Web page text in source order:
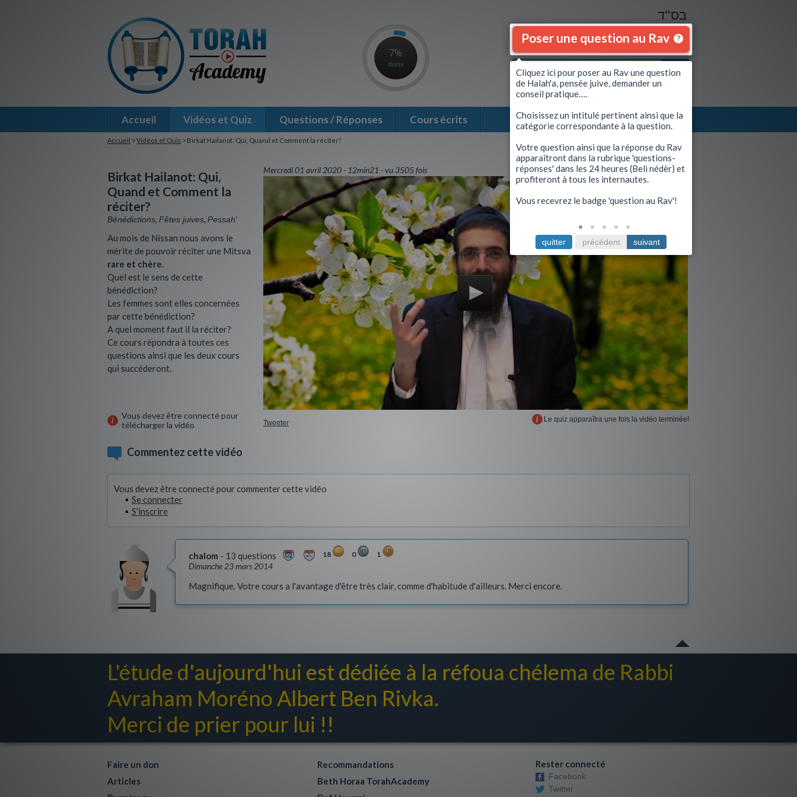
7%
dons
Se connecter|S'inscrire
בס"ד
Poser une question au Rav
Accueil Vidéos et Quiz Questions / Réponses Cours écrits
Accueil >Vidéos et Quiz > Birkat Hailanot: Qui, Quand et Comment la réciter?
Birkat Hailanot: Qui,
Quand et Comment la
réciter?
Bénédictions, Fêtes juives, Pessah'
Au mois de Nissan nous avons le
mérite de pouvoir réciter une Mitsva
rare et chère.
Quel est le sens de cette
bénédiction?
Les femmes sont elles concernées
par cette bénédiction?
A quel moment faut il la réciter?
Ce cours répondra à toutes ces
questions ainsi que les deux cours
qui succéderont.
Vous devez être connecté pour
télécharger la vidéo
Voir le guide
Mercredi 01 avril 2020 12min21 vu 3505 fois
Tweeter Le quiz apparaîtra une fois la vidéo terminée!
Commentez cette vidéo
Vous devez être connecté pour commenter cette vidéo
Se connecter
S'inscrire
chalom 13 questions 18 0 1
Dimanche 23 mars 2014
Magnifique. Votre cours a l'avantage d'être très clair, comme d'habitude d'ailleurs. Merci encore.
L'étude d'aujourd'hui est dédiée à la réfoua chélema de Rabbi
Avraham Moréno Albert Ben Rivka.
Merci de prier pour lui !!
Faire un don
Articles
Recommandations
Beth Horaa TorahAcademy
Rester connecté
Facebook
Twitter
Cliquez ici pour poser au Rav une question
de Halah'a, pensée juive, demander un
conseil pratique….
Choisissez un intitulé pertinent ainsi que la
catégorie correspondante à la question.
Votre question ainsi que la réponse du Rav
apparaîtront dans la rubrique 'questions-
réponses' dans les 24 heures (Beli nédèr) et
profiteront à tous les internautes.
Vous recevrez le badge 'question au Rav'!
quitter précédent suivant